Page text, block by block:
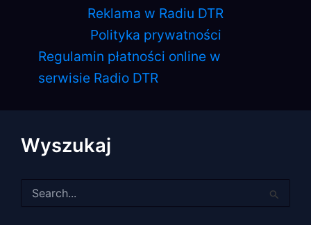
Reklama w Radiu DTR
Polityka prywatności
Regulamin płatności online w
serwisie Radio DTR
Wyszukaj
dla: